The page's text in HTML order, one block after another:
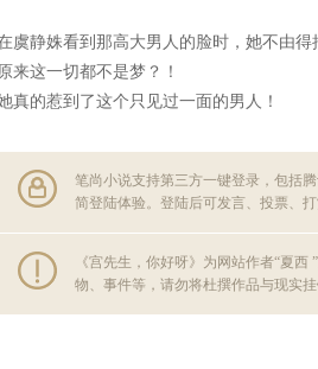
虞静姝看到那高大男人的脸时，她不由得
来这一切都不是梦？！
真的惹到了这个只见过一面的男人！
笔尚小说支持第三方一键登录，包括
简登陆体验。登陆后可发言、投票、打
《宫先生，你好呀》为网站作者“夏
物、事件等，请勿将杜撰作品与现实挂